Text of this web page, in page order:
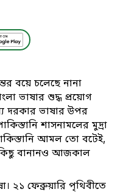
বয়ে চলেছে নানা
ভাষার শুদ্ধ প্রয়োগ
দরকার ভাষার উপর
শাসনামলের মুদ্রা
আমল তো বটেই,
বানানও আজকাল
২১ ফেব্রুয়ারি পৃথিবীতে